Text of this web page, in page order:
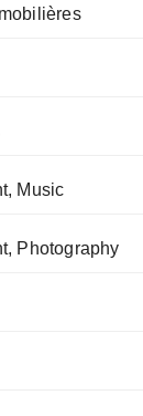
Music
Photography